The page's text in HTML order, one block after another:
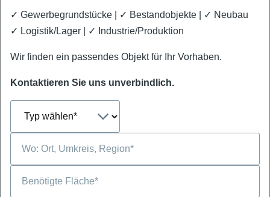
✓ Gewerbegrundstücke | ✓ Bestandobjekte | ✓ Neubau
✓ Logistik/Lager | ✓ Industrie/Produktion
Wir finden ein passendes Objekt für Ihr Vorhaben.
Kontaktieren Sie uns unverbindlich.